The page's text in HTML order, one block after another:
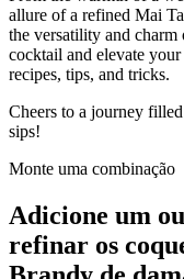
allure of a refined Mai
the versatility and
cocktail and elevate
recipes, tips, and tricks.
Cheers to a journey
sips!
Monte uma combinação
Adicione um
refinar os